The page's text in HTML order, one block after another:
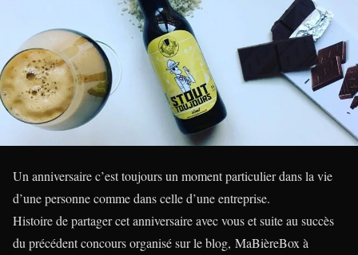
Un anniversaire c’est toujours un moment particulier dans la vie
d’une personne comme dans celle d’une entreprise.
Histoire de partager cet anniversaire avec vous et suite au succès
du précédent concours organisé sur le blog, MaBièreBox à